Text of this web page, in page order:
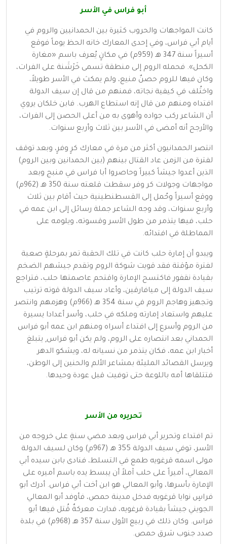
أبو فراس في الأسر‌‌‌
كانت المواجهات والحروب كثيرة بين الحمدانيين والروم في
أيام أبي فراس، وفي إحدى المعارك خانه الحظ يوماً فوقع
أسيراً سنة 347 هـ (959م) في مكانٍ يُعرف باسم «مغارة
الكحل». فحمله الروم إلى منطقة تسمى خَرْشَنة على الفرات،
وكان فيها للروم حصنٌ منيع، ولم يمكث في الأسر طويلاً،
واختُلف في كيفية نجاته، فمنهم من قال إن سيف الدولة
افتداه ومنهم من قال إنه استطاع الهرب. فابن خلكان يروي
أن الشاعر ركب جواده وأهوى به من أعلى الحصن إلى الفرات،
والأرجح أنه أمضى في الأسر بين ثلاث وأربع سنوات.
انتصر الحمدانيون أكثر من مرة في معارك كرٍ وفرٍ، وبعد توقف
لفترة من الزمن عاد القتال بينهم (بين الحمدانين وبين الروم)
الذين أعدوا جيشاً كبيراً وحاصروا أبا فراس في منبج وبعد
مواجهات وجولات كر وفر سقطت قلعته سنة 350 هـ (962م)
ووقع أسيراً وحُمل إلى القسطنطينية حيث أقام بين ثلاث
وأربع سنوات، وقد وجه الشاعر جملة رسائل إلى ابن عمه في
حلب، فيها يتذمر من طول الأسر وقسوته، ويلومه على
المماطلة في افتدائه.
ويبدو أن إمارة حلب كانت في تلك الحقبة تمر بمرحلةٍ صعبة
لفترة مؤقتة فقد قويت شوكة الروم وتقدم جيشهم الضخم
بقيادة نقفور فاكتسح الإمارة واقتحم عاصمتها حلب، فتراجع
سيف الدولة إلى ميافارقين، وأعاد سيف الدولة قوته ترتيب
وتجهيز وهاجم الروم في سنة 354 هـ (966م) وهزمهم وانتصر
عليهم واستعاد إمارته وملكه في حلب، وأسر أعدادا يسيرة
من الروم وأسرع إلى افتداء أسراه ومنهم ابن عمه أبو فراس
الحمداني بعد انتصاره على الروم، ولم يكن أبو فراس ٍ يتبلغ
أخبار ابن عمه، فكان يتذمر من نسيانه له، ويشكو الدهر
ويرسل القصائد المليئة بمشاعر الألم والحنين إلى الوطن،
فتتلقاها أمه باللوعة حتى توفيت قبل عودة وحيدها.
تحريره من الأسر
تم افتداء وتحرير أبي فراس وبعد مضي سنةٍ على خروجه من
الأسر، توفي سيف الدولة 355 هـ (967م) وكان لسيف الدولة
مولى اسمه قرغويه طمع في التسلط، فنادى بابن سيده أبي
المعالي، أميراً على حلب آملاً أن يبسط يده باسم أميره على
الإمارة بأسرها، وأبو المعالي هو ابن أخت أبي فراس. أدرك أبو
فراسٍ نوايا قرغويه فدخل مدينة حمص، فأوفد أبو المعالي
الجويني جيشاً بقيادة قرغويه، فدارت معركةٌ قُتل فيها أبو
فراس. وكان ذلك في ربيع الأول سنة 357 هـ (968م) في بلدة
صدد جنوب شرق حمص.